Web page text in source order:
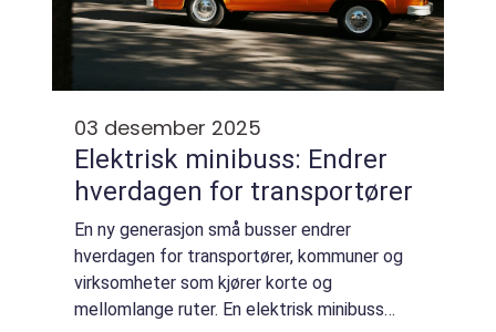
03 desember 2025
Elektrisk minibuss: Endrer
hverdagen for transportører
En ny generasjon små busser endrer
hverdagen for transportører, kommuner og
virksomheter som kjører korte og
mellomlange ruter. En elektrisk minibuss